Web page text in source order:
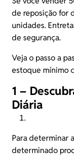
de reposição for
unidades.
de segurança.
Veja o passo a
estoque mínimo
1 –
Diária
Para determinar
determinado